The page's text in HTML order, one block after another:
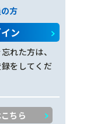
方
ン
れた方は、
をしてくだ
ちら